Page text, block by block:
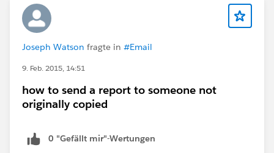
Joseph Watson fragte in #Email
9. Feb. 2015, 14:51
how to send a report to someone not
originally copied
0 "Gefällt mir"-Wertungen